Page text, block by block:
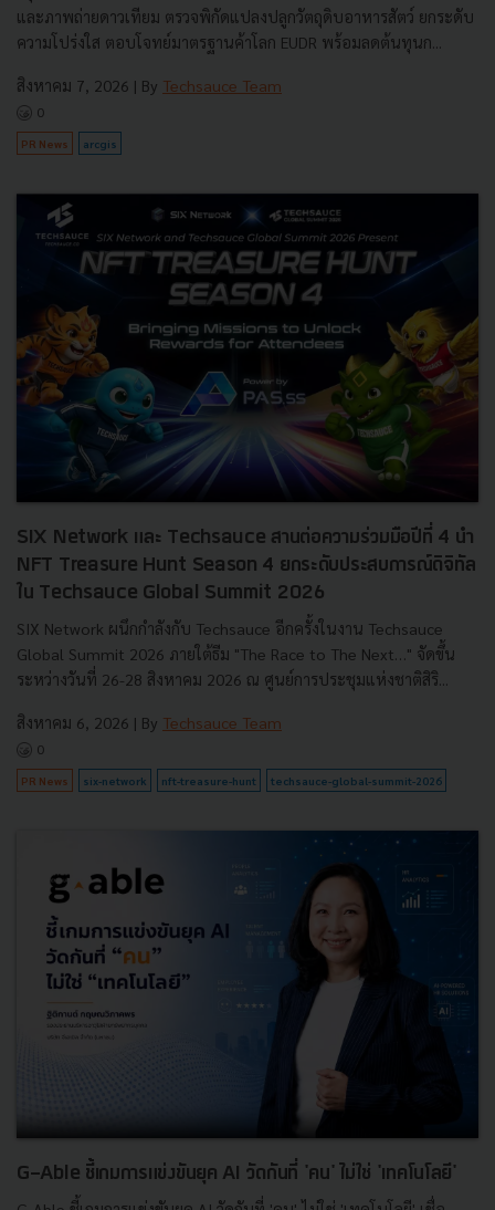
และภาพถ่ายดาวเทียม ตรวจพิกัดแปลงปลูกวัตถุดิบอาหารสัตว์ ยกระดับ
ความโปร่งใส ตอบโจทย์มาตรฐานค้าโลก EUDR พร้อมลดต้นทุนก...
สิงหาคม 7, 2026 | By Techsauce Team
0
PR News arcgis
SIX Network และ Techsauce สานต่อความร่วมมือปีที่ 4 นำ
NFT Treasure Hunt Season 4 ยกระดับประสบการณ์ดิจิทัล
ใน Techsauce Global Summit 2026
SIX Network ผนึกกำลังกับ Techsauce อีกครั้งในงาน Techsauce
Global Summit 2026 ภายใต้ธีม "The Race to The Next…" จัดขึ้น
ระหว่างวันที่ 26-28 สิงหาคม 2026 ณ ศูนย์การประชุมแห่งชาติสิริ...
สิงหาคม 6, 2026 | By Techsauce Team
0
PR News six-network nft-treasure-hunt techsauce-global-summit-2026
G-Able ชี้เกมการแข่งขันยุค AI วัดกันที่ 'คน' ไม่ใช่ 'เทคโนโลยี'